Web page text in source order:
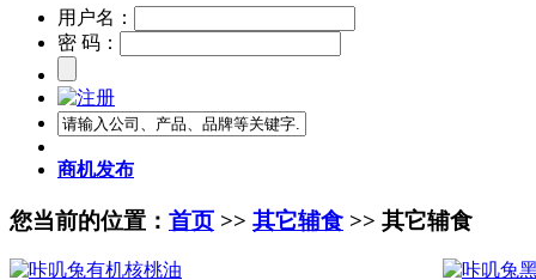
用户名：
密 码：
商机发布
您当前的位置： 首页 >> 其它辅食 >> 其它辅食